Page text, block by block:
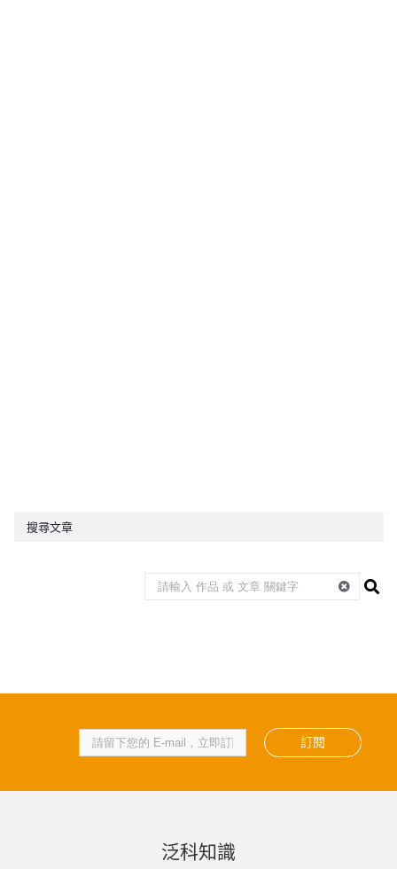
搜尋文章
訂閱
泛科知識